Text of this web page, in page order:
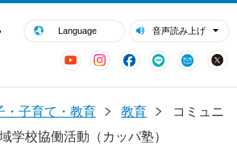
Language 音声読み上げ
YouTubeInstagram
Facebook
LINE Mail
・子育て・教育 教育
コミュニ
学校協働活動（カッパ塾）